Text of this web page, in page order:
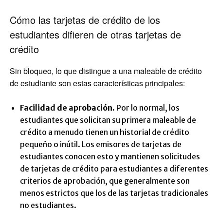
Cómo las tarjetas de crédito de los
estudiantes difieren de otras tarjetas de
crédito
Sin bloqueo, lo que distingue a una maleable de crédito
de estudiante son estas características principales:
Facilidad de aprobación. Por lo normal, los
estudiantes que solicitan su primera maleable de
crédito a menudo tienen un historial de crédito
pequeño o inútil. Los emisores de tarjetas de
estudiantes conocen esto y mantienen solicitudes
de tarjetas de crédito para estudiantes a diferentes
criterios de aprobación, que generalmente son
menos estrictos que los de las tarjetas tradicionales
no estudiantes.